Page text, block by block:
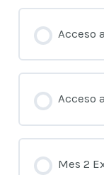
Acceso
Acceso
Mes 2